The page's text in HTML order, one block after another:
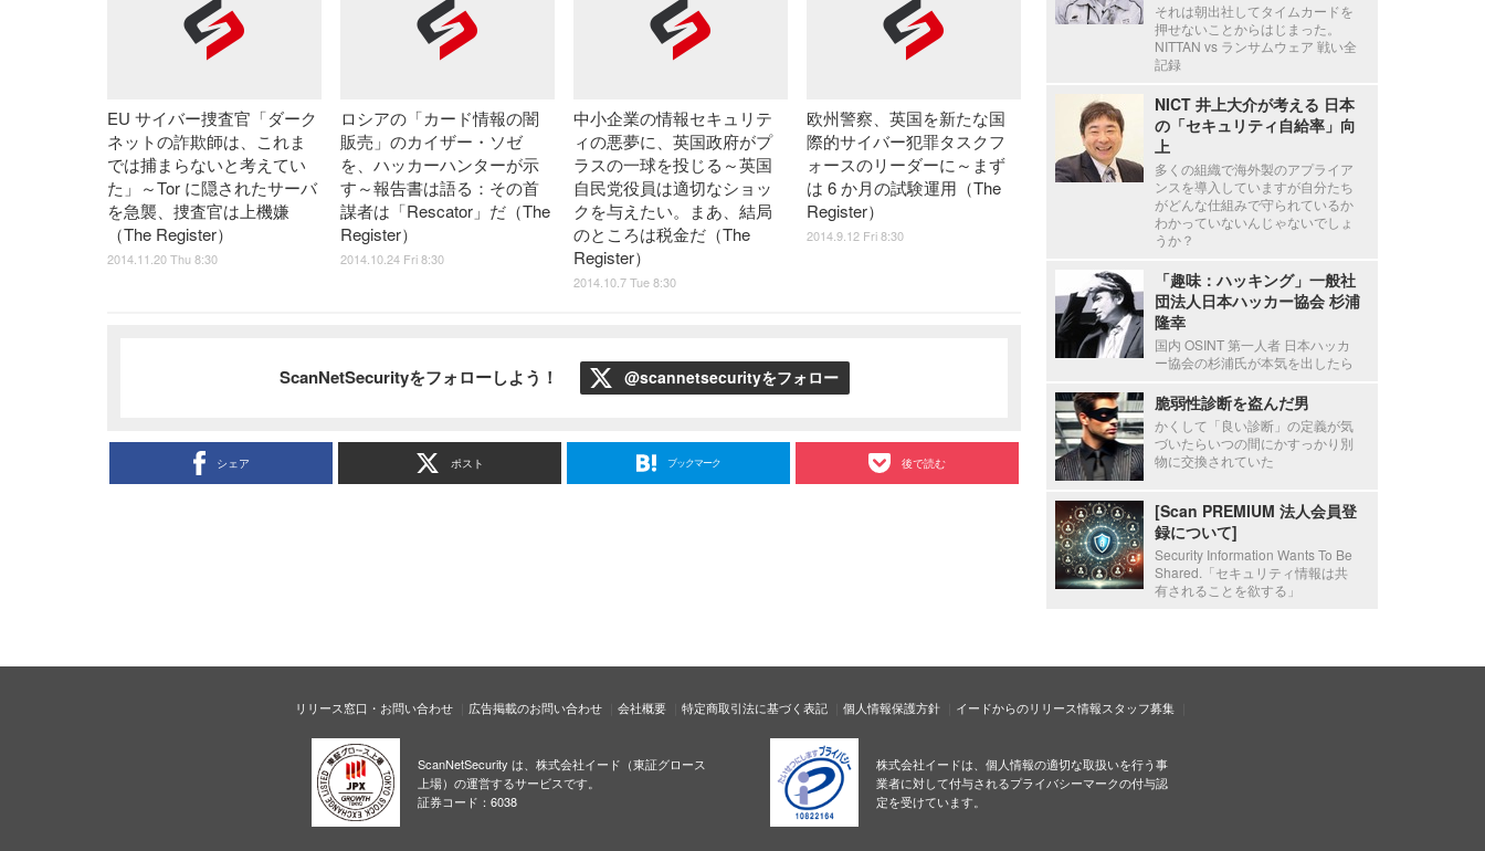
EU サイバー捜査官「ダーク
ネットの詐欺師は、これま
では捕まらないと考えてい
た」～Tor に隠されたサーバ
を急襲、捜査官は上機嫌
（The Register）
2014.11.20 Thu 8:30
ロシアの「カード情報の闇
販売」のカイザー・ソゼ
を、ハッカーハンターが示
す～報告書は語る：その首
謀者は「Rescator」だ（The
Register）
2014.10.24 Fri 8:30
中小企業の情報セキュリテ
ィの悪夢に、英国政府がプ
ラスの一球を投じる～英国
自民党役員は適切なショッ
クを与えたい。まあ、結局
のところは税金だ（The
Register）
2014.10.7 Tue 8:30
欧州警察、英国を新たな国
際的サイバー犯罪タスクフ
ォースのリーダーに～まず
は 6 か月の試験運用（The
Register）
2014.9.12 Fri 8:30
ScanNetSecurityをフォローしよう！ @scannetsecurityをフォロー
シェア ポスト ブックマーク 後で読む
それは朝出社してタイムカードを
押せないことからはじまった。
NITTAN vs ランサムウェア 戦い全
記録
NICT 井上大介が考える 日本
の「セキュリティ自給率」向
上
多くの組織で海外製のアプライア
ンスを導入していますが自分たち
がどんな仕組みで守られているか
わかっていないんじゃないでしょ
うか？
「趣味：ハッキング」一般社
団法人日本ハッカー協会 杉浦
隆幸
国内 OSINT 第一人者 日本ハッカ
ー協会の杉浦氏が本気を出したら
脆弱性診断を盗んだ男
かくして「良い診断」の定義が気
づいたらいつの間にかすっかり別
物に交換されていた
[Scan PREMIUM 法人会員登
録について]
Security Information Wants To Be
Shared.「セキュリティ情報は共
有されることを欲する」
リリース窓口・お問い合わせ 広告掲載のお問い合わせ 会社概要 特定商取引法に基づく表記 個人情報保護方針 イードからのリリース情報スタッフ募集
ScanNetSecurity は、株式会社イード（東証グロース
上場）の運営するサービスです。
証券コード：6038
株式会社イードは、個人情報の適切な取扱いを行う事
業者に対して付与されるプライバシーマークの付与認
定を受けています。